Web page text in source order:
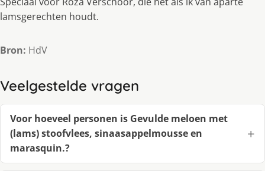
lamsgerechten houdt.
Bron: HdV
Veelgestelde vragen
Voor hoeveel personen is Gevulde meloen met
(lams) stoofvlees, sinaasappelmousse en
marasquin.?